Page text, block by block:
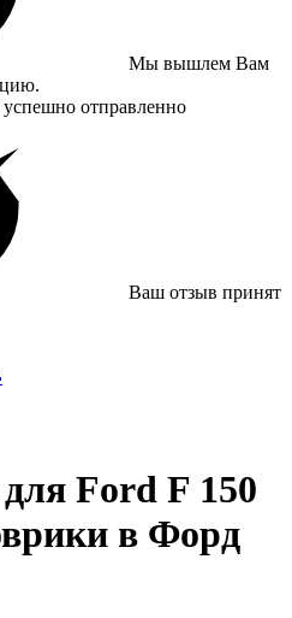
Мы вышлем Вам
отправленно
Ваш отзыв принят
Ford F 150
в Форд